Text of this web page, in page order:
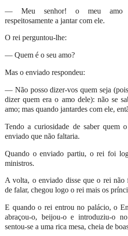
— Meu senhor! o meu amo
respeitosamente a jantar com ele.
O rei perguntou-lhe:
— Quem é o seu amo?
Mas o enviado respondeu:
— Não posso dizer-vos quem seja
dizer quem era o amo dele): não se
amo; mas quando jantardes com ele,
Tendo a curiosidade de saber quem
enviado que não faltaria.
Quando o enviado partiu, o rei foi
ministros.
A volta, o enviado disse que o rei não
de falar, chegou logo o rei mais os
E quando o rei entrou no palácio, o
abraçou-o, beijou-o e introduziu-o
sentou-se a uma rica mesa, cheia de